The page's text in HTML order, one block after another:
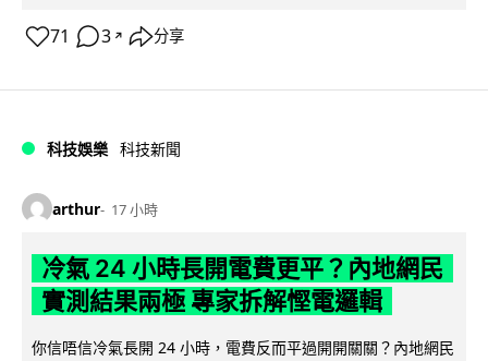
71 3 ↗ 分享
科技娛樂 科技新聞
arthur 17 小時
冷氣 24 小時長開電費更平？內地網民
實測結果兩極 專家拆解慳電邏輯
你信唔信冷氣長開 24 小時，電費反而平過開開關關？內地網民